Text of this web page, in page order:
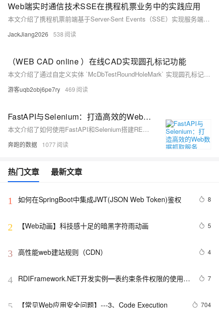
Web端实时通信技术SSE在携程机票业务中的实践应用
本文介绍了携程机票前端基于Server-Sent Events（SSE）实现服务端推送的企业级全链路通用技术解决方案。文章深入探讨了 SSE 技术在应用过程中包括方案对比、技术选型、链路层优化以及实际效果等多维度的技术细节，为类似使用场景提供普适性参考和借鉴。
JackJiang2026 538
（WEB CAD online ）在线CAD实现圆孔标记功能
本文介绍了通过自定义实体 `McDbTestRoundHoleMark` 实现圆孔标记功能的方法。该功能支持多象限标记、可调节标记角度、多重标记及动态编辑，并自动计算包围盒以优化空间定位与选择操作。核心实现包括类结构定义、数据序列化、标记数据设置、夹点编辑及实体绘制等步骤。用户可通过插件初始化注册并创建圆孔标记，适用于工程图纸标注场景。在线Demo展示了实际效果，便于开发者参考与使用。
游客uqb2obj6pe7ry 469
FastAPI与Selenium：打造高效的Web数据抓取服务 —— 采集Pixabay中的图片及相关信息
本文介绍了如何使用FastAPI和Selenium搭建RESTful接口，访问免版权图片网站Pixabay并采集图片及其描述信息。通过配置代理IP、User-Agent和Cookie，提高爬虫的稳定性和防封禁能力。环境依赖包括FastAPI、Uvicorn和Selenium等库。代码示例展示了完整的实现过程，涵盖代理设置、浏览器模拟及数据提取，并提供了详细的中文注释。适用于需要高效、稳定的Web数据抓取服务的开发者。
奔跑的数据 1077
热门文章 最新文章
1 如何在SpringBoot中集成JWT(JSON Web Token)鉴权 8
2 5
3 高性能web建站规则（CDN） 4
4 RDIFramework.NET开发实例━表约束条件权限的使用-
7
5 【常见Web应用安全问题】---3、Code Execution 704